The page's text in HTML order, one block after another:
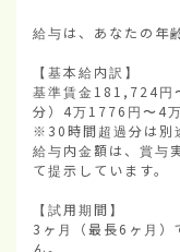
給与は、あなたの年
【基本給内訳】
基準賃金181,724円
分）4万1776円〜4
※30時間超過分は別
給与内金額は、賞与
て提示しています。
【試用期間】
3ヶ月（最長6ヶ月）
ん。